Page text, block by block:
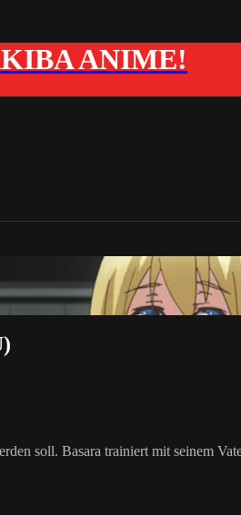
ANIME!
soll. Basara trainiert mit seinem